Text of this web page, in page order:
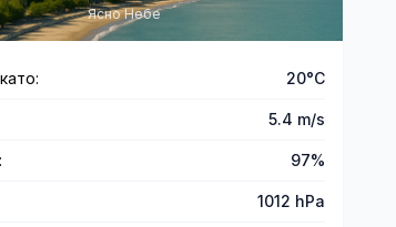
Ясно Небе
20°C
5.4 m/s
97%
1012 hPa